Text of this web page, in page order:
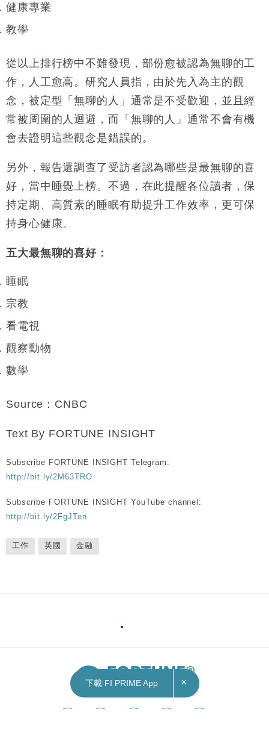
健康專業
教學
從以上排行榜中不難發現，部份愈被認為無聊的工
作，人工愈高。研究人員指，由於先入為主的觀
念，被定型「無聊的人」通常是不受歡迎，並且經
常被周圍的人迴避，而「無聊的人」通常不會有機
會去證明這些觀念是錯誤的。
另外，報告還調查了受訪者認為哪些是最無聊的喜
好，當中睡覺上榜。不過，在此提醒各位讀者，保
持定期、高質素的睡眠有助提升工作效率，更可保
持身心健康。
五大最無聊的喜好：
睡眠
宗教
看電視
觀察動物
數學
Source：CNBC
Text By FORTUNE INSIGHT
Subscribe FORTUNE INSIGHT Telegram:
http://bit.ly/2M63TRO
Subscribe FORTUNE INSIGHT YouTube channel:
http://bit.ly/2FgJTen
工作 英國 金融
下載 FI PRIME App ×